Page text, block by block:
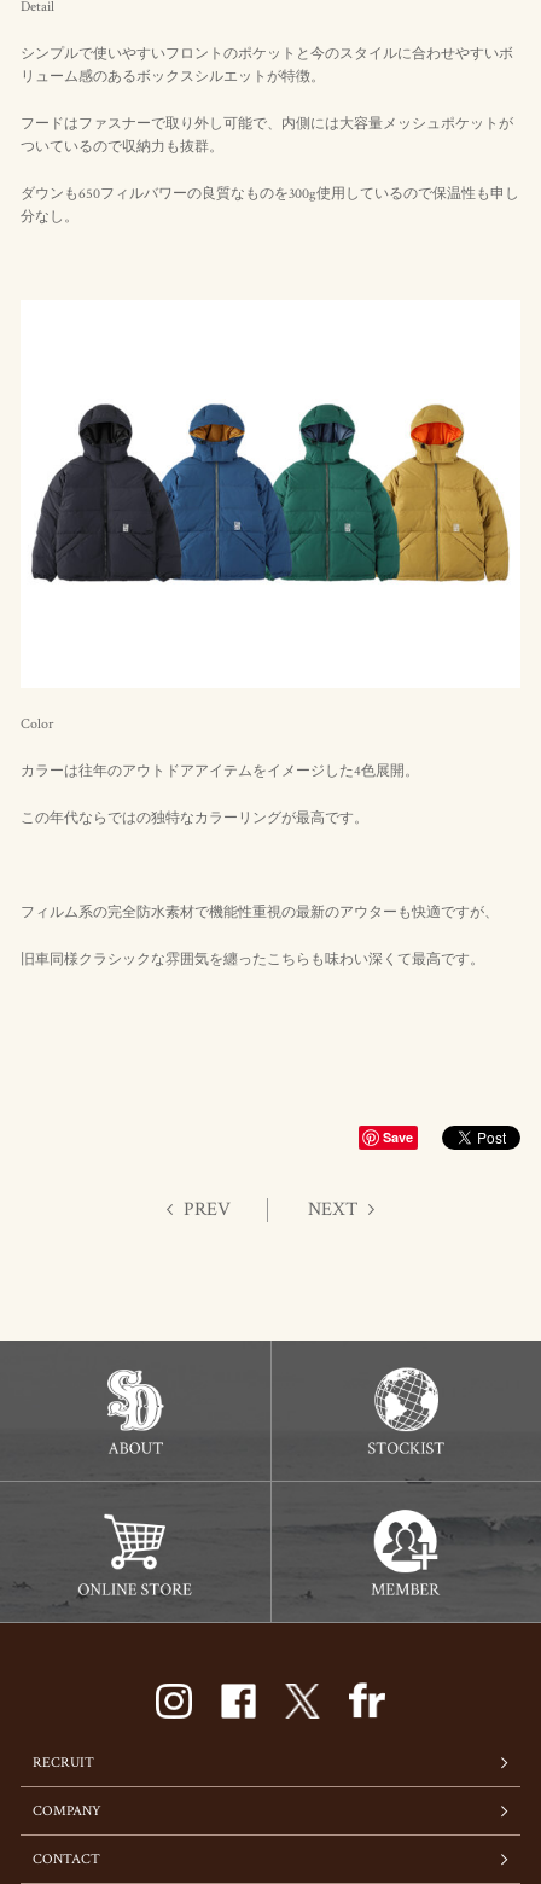
Detail
シンプルで使いやすいフロントのポケットと今のスタイルに合わせやすいボ
リューム感のあるボックスシルエットが特徴。
フードはファスナーで取り外し可能で、内側には大容量メッシュポケットが
ついているので収納力も抜群。
ダウンも650フィルバワーの良質なものを300g使用しているので保温性も申し
分なし。
Color
カラーは往年のアウトドアアイテムをイメージした4色展開。
この年代ならではの独特なカラーリングが最高です。
フィルム系の完全防水素材で機能性重視の最新のアウターも快適ですが、
旧車同様クラシックな雰囲気を纏ったこちらも味わい深くて最高です。
Save
PREV NEXT
RECRUIT
COMPANY
CONTACT